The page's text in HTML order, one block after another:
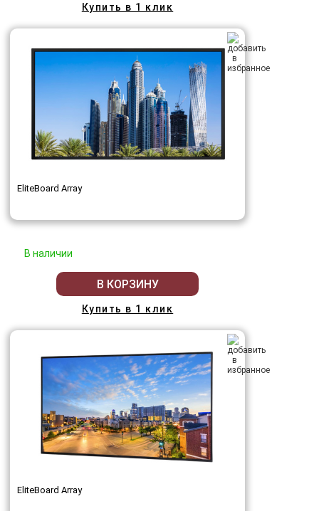
Купить в 1 клик
EliteBoard Array
В наличии
В КОРЗИНУ
Купить в 1 клик
EliteBoard Array